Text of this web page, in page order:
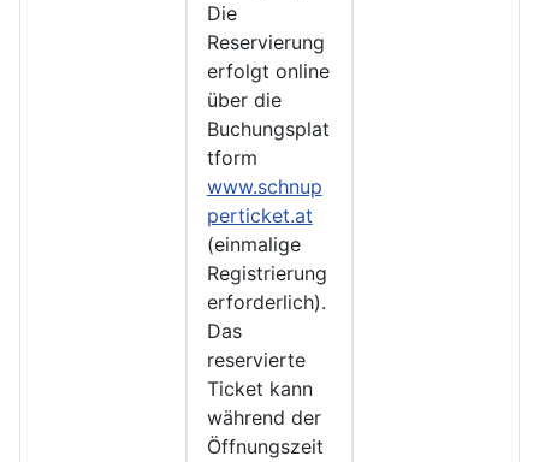
Die
Reservierung
erfolgt online
über die
Buchungsplat
tform
www.schnup
perticket.at
(einmalige
Registrierung
erforderlich).
Das
reservierte
Ticket kann
während der
Öffnungszeit